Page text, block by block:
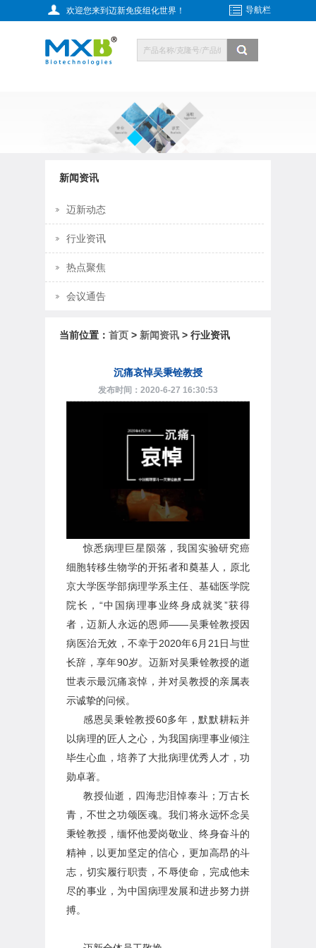
欢迎您来到迈新免疫组化世界！ 导航栏
新闻资讯
迈新动态
行业资讯
热点聚焦
会议通告
当前位置： 首页 > 新闻资讯 > 行业资讯
沉痛哀悼吴秉铨教授
发布时间：2020-6-27 16:30:53
惊悉病理巨星陨落，我国实验研究癌
细胞转移生物学的开拓者和奠基人，原北
京大学医学部病理学系主任、基础医学院
院长，“中国病理事业终身成就奖”获得
者，迈新人永远的恩师——吴秉铨教授因
病医治无效，不幸于2020年6月21日与世
长辞，享年90岁。迈新对吴秉铨教授的逝
世表示最沉痛哀悼，并对吴教授的亲属表
示诚挚的问候。
感恩吴秉铨教授60多年，默默耕耘并
以病理的匠人之心，为我国病理事业倾注
毕生心血，培养了大批病理优秀人才，功
勋卓著。
教授仙逝，四海悲泪悼泰斗；万古长
青，不世之功颂医魂。我们将永远怀念吴
秉铨教授，缅怀他爱岗敬业、终身奋斗的
精神，以更加坚定的信心，更加高昂的斗
志，切实履行职责，不辱使命，完成他未
尽的事业，为中国病理发展和进步努力拼
搏。